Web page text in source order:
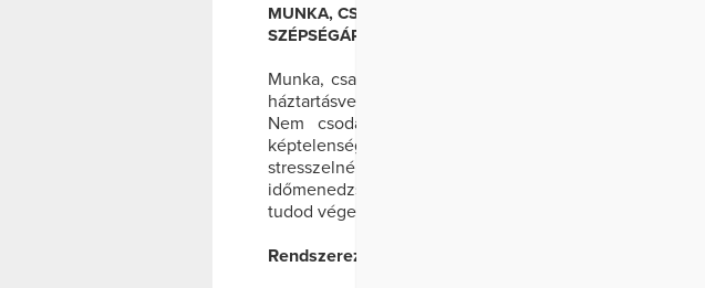
MUNKA, CSALÁD, BARÁTOK, SZERELEM,
SZÉPSÉGÁPOLÁS, HÁZTART&
Munka, család, barátok, szerelem, gyereknevelés,
háztartásvezetés: manapság rengeteg területen kell
Nem csoda, ha te is gyakran úgy érzed,
képtelenség mindenre időt találnod. Ahelyett hogy
stresszelnél, inkább próbáld ki a következő
időmenedzselés megszabadít az állandó aggódástól, a
tudod végezni, sőt több szabadidőd is lesz!
Rendszerezz!